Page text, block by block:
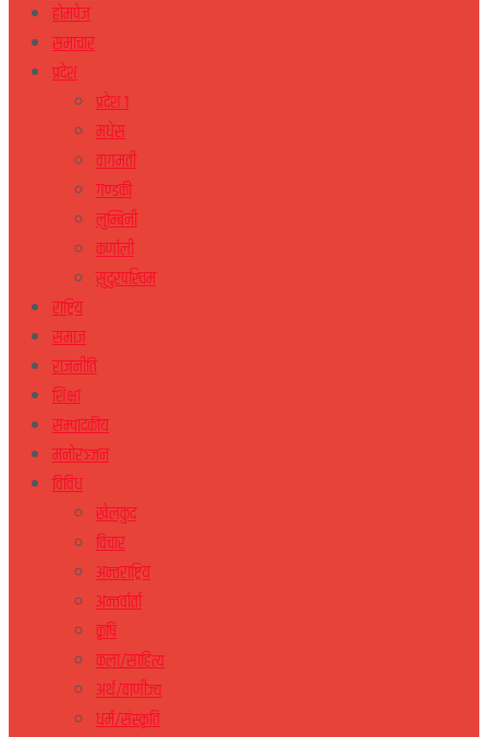
होमपेज
समाचार
प्रदेश
प्रदेश १
मधेस
वागमती
गण्डकी
लुम्बिनी
कर्णाली
सुदुरपस्चिम
राष्ट्रिय
समाज
राजनीति
शिक्षा
सम्पादकीय
मनोरञ्जन
विविध
खेलकुद
विचार
अन्तराष्ट्रिय
अन्तर्वार्ता
कृषि
कला/साहित्य
अर्थ/वाणीज्य
धर्म/संस्कृति